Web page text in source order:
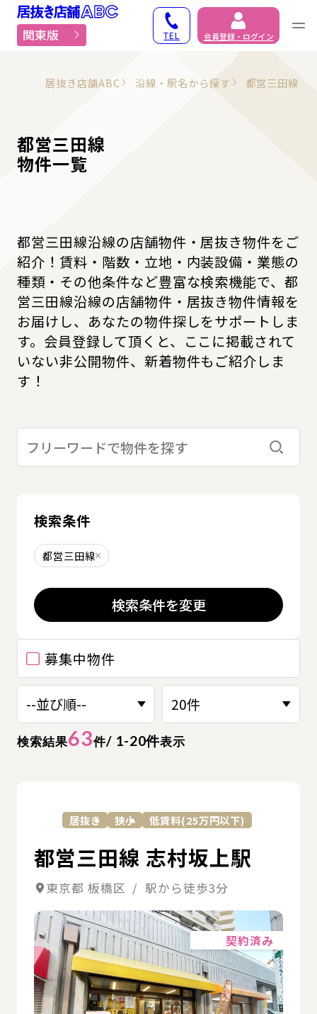
居抜き物件・貸店舗で
関東版 TEL 会員登録・ログイン
居抜き店舗ABC 沿線・駅名から探す 都営三田線
都営三田線
物件一覧
都営三田線沿線の店舗物件・居抜き物件をご
紹介！賃料・階数・立地・内装設備・業態の
種類・その他条件など豊富な検索機能で、都
営三田線沿線の店舗物件・居抜き物件情報を
お届けし、あなたの物件探しをサポートしま
す。会員登録して頂くと、ここに掲載されて
いない非公開物件、新着物件もご紹介しま
す！
検索結果63件/ 1-20件表示
募集中物件
居抜き 狭小 低賃料(25万円以下)
都営三田線 志村坂上駅
東京都 板橋区 / 駅から徒歩3分
契約済み
検索す
検索条件
都営三田線削除する
検索条件を変更